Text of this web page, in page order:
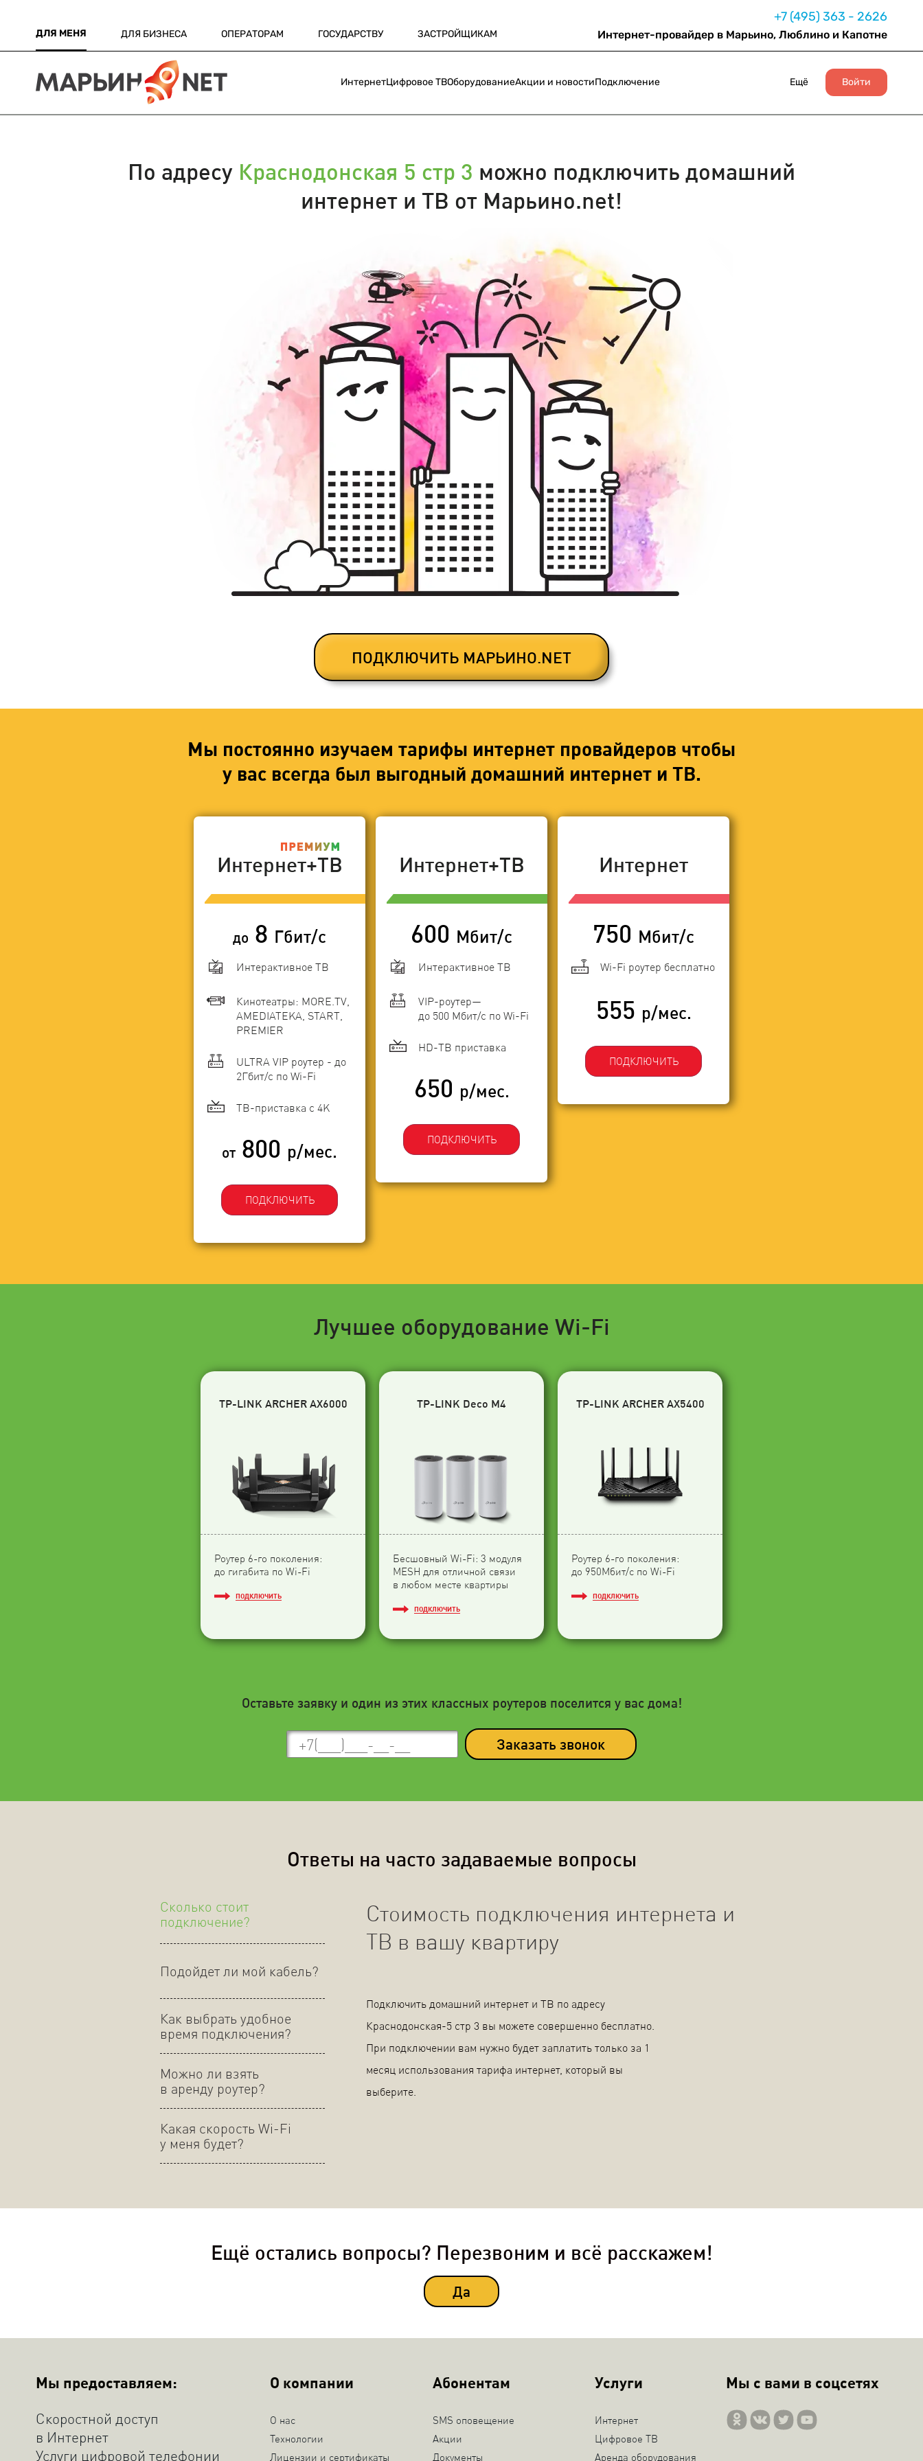
ДЛЯ МЕНЯ ДЛЯ БИЗНЕСА ОПЕРАТОРАМ ГОСУДАРСТВУ ЗАСТРОЙЩИКАМ
+7 (495) 363 - 2626
Интернет-провайдер в Марьино, Люблино и Капотне
ИнтернетЦифровое ТВОборудованиеАкции и новостиПодключение Ещё Войти
По адресу Краснодонская 5 стр 3 можно подключить домашний
интернет и ТВ от Марьино.net!
ПОДКЛЮЧИТЬ МАРЬИНО.NET
Мы постоянно изучаем тарифы интернет провайдеров чтобы
у вас всегда был выгодный домашний интернет и ТВ.
Интернет+ТВ
до 8 Гбит/с
Интерактивное ТВ
Кинотеатры: MORE.TV,
AMEDIATEKA, START,
PREMIER
ULTRA VIP роутер - до
2Гбит/c по Wi-Fi
ТВ-приставка с 4K
от 800 р/мес.
ПОДКЛЮЧИТЬ
Интернет+ТВ
600 Мбит/с
Интерактивное ТВ
VIP-роутер—
до 500 Мбит/с по Wi-Fi
HD-ТВ приставка
650 р/мес.
ПОДКЛЮЧИТЬ
Интернет
750 Мбит/с
Wi-Fi роутер бесплатно
555 р/мес.
ПОДКЛЮЧИТЬ
Лучшее оборудование Wi-Fi
TP-LINK ARCHER AX6000
Роутер 6-го поколения:
до гигабита по Wi-Fi
ПОДКЛЮЧИТЬ
TP-LINK Deco M4
Бесшовный Wi-Fi: 3 модуля
МESH для отличной связи
в любом месте квартиры
ПОДКЛЮЧИТЬ
TP-LINK ARCHER AX5400
Роутер 6-го поколения:
до 950Мбит/с по Wi-Fi
ПОДКЛЮЧИТЬ
Оставьте заявку и один из этих классных роутеров поселится у вас дома!
Заказать звонок
Ответы на часто задаваемые вопросы
Сколько стоит
подключение?
Подойдет ли мой кабель?
Как выбрать удобное
время подключения?
Можно ли взять
в аренду роутер?
Какая скорость Wi-Fi
у меня будет?
Стоимость подключения интернета и
ТВ в вашу квартиру
Подключить домашний интернет и ТВ по адресу
Краснодонская-5 стр 3 вы можете совершенно бесплатно.
При подключении вам нужно будет заплатить только за 1
месяц использования тарифа интернет, который вы
выберите.
Ещё остались вопросы? Перезвоним и всё расскажем!
Да
Мы предоставляем:
Скоростной доступ
в Интернет
Услуги цифровой телефонии
О компании
О нас
Технологии
Лицензии и сертификаты
Абонентам
SMS оповещение
Акции
Документы
Услуги
Интернет
Цифровое ТВ
Аренда оборудования
Мы с вами в соцсетях